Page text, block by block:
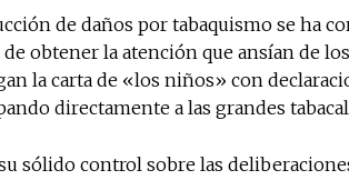
de daños por tabaquismo se ha
obtener la atención que ansían de
la carta de «los niños» con
directamente a las grandes
sólido control sobre las